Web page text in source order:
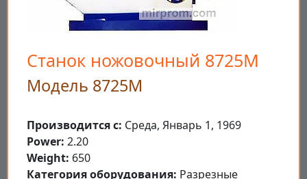
Станок ножовочный 8725М
Модель 8725М
Производится с: Среда, Январь 1, 1969
Power: 2.20
Weight: 650
Категория оборудования: Разрезные